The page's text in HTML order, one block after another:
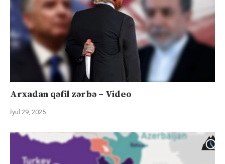
Arxadan qəfil zərbə – Video
İyul 29, 2025